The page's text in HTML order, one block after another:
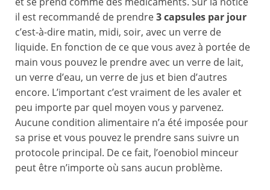
il est recommandé de prendre3 capsules par jour
c’est-à-dire matin, midi, soir, avec un verre de
liquide. En fonction de ce que vous avez à portée de
main vous pouvez le prendre avec un verre de lait,
un verre d’eau, un verre de jus et bien d’autres
encore. L’important c’est vraiment de les avaler et
peu importe par quel moyen vous y parvenez.
Aucune condition alimentaire n’a été imposée pour
sa prise et vous pouvez le prendre sans suivre un
protocole principal. De ce fait, l’oenobiol minceur
peut être n’importe où sans aucun problème.